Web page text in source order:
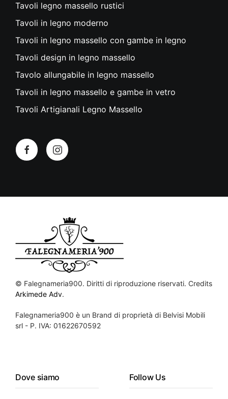
prodotto
Tavoli legno massello rustici
Tavoli in legno moderno
Tavoli in legno massello con gambe in legno
Tavoli design in legno massello
Tavolo allungabile in legno massello
Tavoli in legno massello e gambe in vetro
Tavoli Artigianali Legno Massello
© Falegnameria900. Diritti di riproduzione riservati. Credits
Arkimede Adv.
Falegnameria900 è un Brand di proprietà di Belvisi Mobili
srl - P. IVA: 01622670592
Dove siamo Follow Us